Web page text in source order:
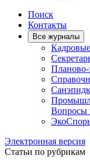
Поиск
Контакты
Все журналы
Планово-
Вопросы
Электронная версия
Статьи по рубрикам